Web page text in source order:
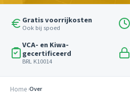
Gratis voorrijkosten
Ook bij spoed
VCA- en Kiwa-
gecertificeerd
BRL K10014
Home Over